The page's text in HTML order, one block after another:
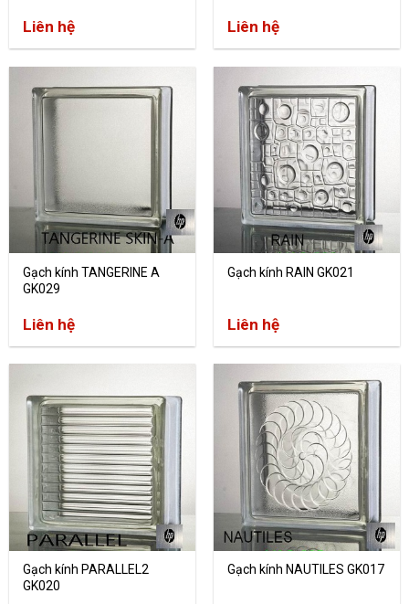
Liên hệ Liên hệ
Gạch kính TANGERINE A
GK029
Liên hệ
Gạch kính RAIN GK021
Liên hệ
Gạch kính PARALLEL2
GK020
Gạch kính NAUTILES GK017